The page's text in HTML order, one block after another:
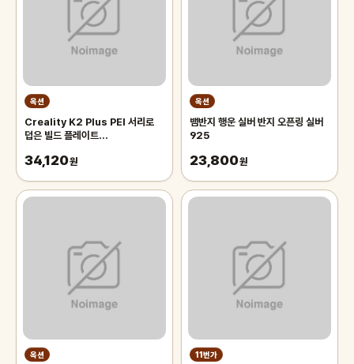
옥션
Creality K2 Plus PEI 서리로
덥은 빌드 플레이트
플랫폼 3D 프린터 액세서리
34,120원
옥션
뱀반지 행운 실버 반지 오픈링 실버
925
23,800원
옥션 11번가